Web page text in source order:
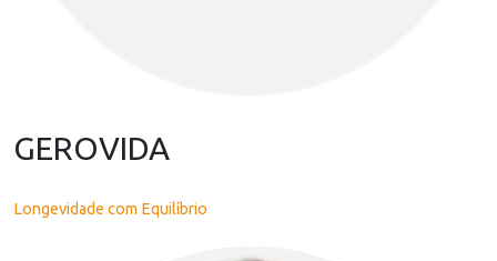
GEROVIDA
Longevidade com Equilíbrio